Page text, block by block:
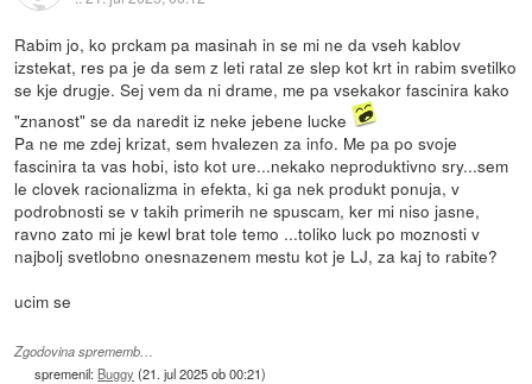
Rabim jo, ko prckam pa masinah in se mi ne da vseh kablov
izstekat, res pa je da sem z leti ratal ze slep kot krt in rabim svetilko
se kje drugje. Sej vem da ni drame, me pa vsekakor fascinira kako
"znanost" se da naredit iz neke jebene lucke
Pa ne me zdej krizat, sem hvalezen za info. Me pa po svoje
fascinira ta vas hobi, isto kot ure...nekako neproduktivno sry...sem
le clovek racionalizma in efekta, ki ga nek produkt ponuja, v
podrobnosti se v takih primerih ne spuscam, ker mi niso jasne,
ravno zato mi je kewl brat tole temo ...toliko luck po moznosti v
najbolj svetlobno onesnazenem mestu kot je LJ, za kaj to rabite?
ucim se
Zgodovina sprememb…
spremenil: Buggy (21. jul 2025 ob 00:21)